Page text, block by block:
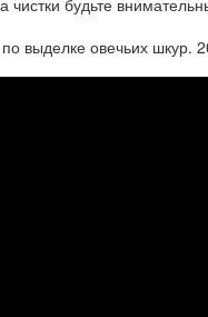
чистки будьте
выделке овечьих шкур.